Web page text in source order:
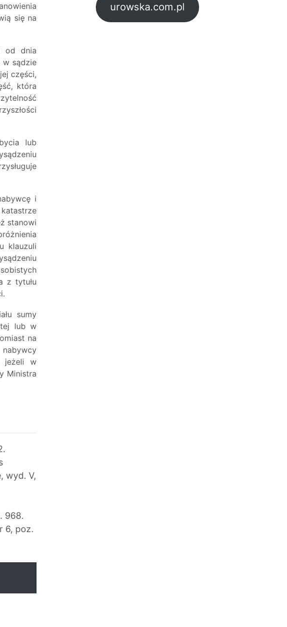
się na
od dnia
w sądzie
części,
która
lub
i
stanowi
klauzuli
z tytułu
sumy
lub w
na
jeżeli w
Ministra
wyd. V,
968.
6, poz.
urowska.com.pl